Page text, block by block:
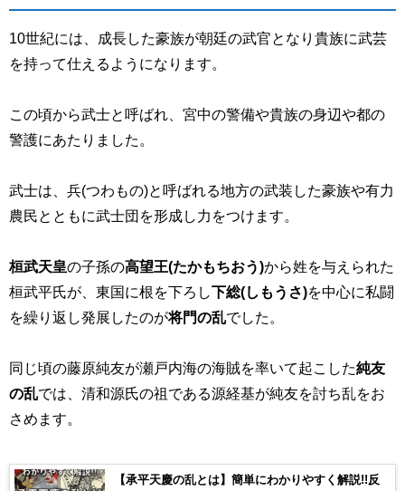
10世紀には、成長した豪族が朝廷の武官となり貴族に武芸
を持って仕えるようになります。
この頃から武士と呼ばれ、宮中の警備や貴族の身辺や都の
警護にあたりました。
武士は、兵(つわもの)と呼ばれる地方の武装した豪族や有力
農民とともに武士団を形成し力をつけます。
桓武天皇の子孫の高望王(たかもちおう)から姓を与えられた
桓武平氏が、東国に根を下ろし下総(しもうさ)を中心に私闘
を繰り返し発展したのが将門の乱でした。
同じ頃の藤原純友が瀬戸内海の海賊を率いて起こした純友
の乱では、清和源氏の祖である源経基が純友を討ち乱をお
さめます。
【承平天慶の乱とは】簡単にわかりやすく解説!!反